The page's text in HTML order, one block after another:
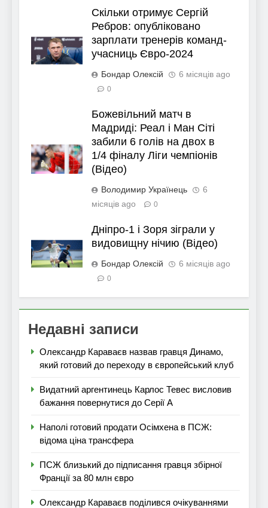
Скільки отримує Сергій
Ребров: опубліковано
зарплати тренерів команд-
учасниць Євро-2024
Бондар Олексій 6 місяців ago
0
Божевільний матч в
Мадриді: Реал і Ман Сіті
забили 6 голів на двох в
1/4 фіналу Ліги чемпіонів
(Відео)
Володимир Українець
6
місяців ago
0
Дніпро-1 і Зоря зіграли у
видовищну нічию (Відео)
Бондар Олексій 6 місяців ago
0
Недавні записи
Олександр Караваєв назвав гравця Динамо,
який готовий до переходу в європейський клуб
Видатний аргентинець Карлос Тевес висловив
бажання повернутися до Серії А
Наполі готовий продати Осімхена в ПСЖ:
відома ціна трансфера
ПСЖ близький до підписання гравця збірної
Франції за 80 млн євро
Олександр Караваєв поділився очікуваннями